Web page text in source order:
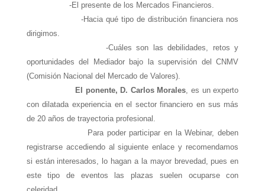
-El presente de los Mercados Financieros.
-Hacia qué tipo de distribución financiera nos
dirigimos.
-Cuáles son las debilidades, retos y
oportunidades del Mediador bajo la supervisión del CNMV
(Comisión Nacional del Mercado de Valores).
El ponente, D. Carlos Morales, es un experto
con dilatada experiencia en el sector financiero en sus más
de 20 años de trayectoria profesional.
Para poder participar en la Webinar, deben
registrarse accediendo al siguiente enlace y recomendamos
si están interesados, lo hagan a la mayor brevedad, pues en
este tipo de eventos las plazas suelen ocuparse con